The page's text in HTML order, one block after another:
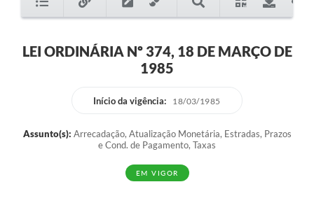
LEI ORDINÁRIA Nº 374, 18 DE MARÇO DE
1985
Início da vigência: 18/03/1985
Assunto(s): Arrecadação, Atualização Monetária, Estradas, Prazos
e Cond. de Pagamento, Taxas
EM VIGOR